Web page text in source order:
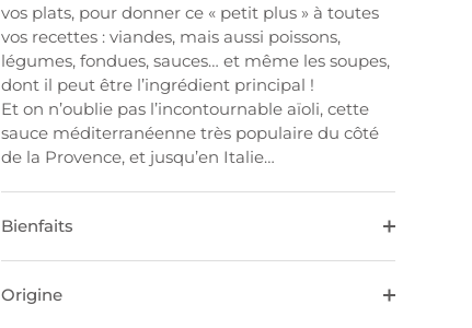
vos plats, pour donner ce « petit plus » à toutes
vos recettes : viandes, mais aussi poissons,
légumes, fondues, sauces… et même les soupes,
dont il peut être l’ingrédient principal !
Et on n’oublie pas l’incontournable aïoli, cette
sauce méditerranéenne très populaire du côté
de la Provence, et jusqu’en Italie…
Bienfaits
Origine